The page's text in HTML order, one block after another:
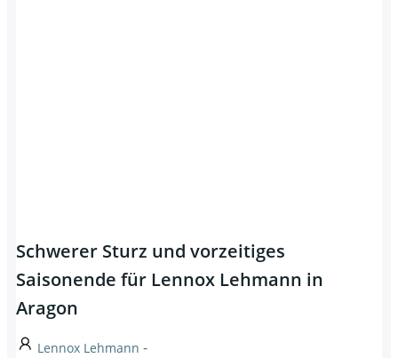
Schwerer Sturz und vorzeitiges
Saisonende für Lennox Lehmann in
Aragon
Lennox Lehmann -